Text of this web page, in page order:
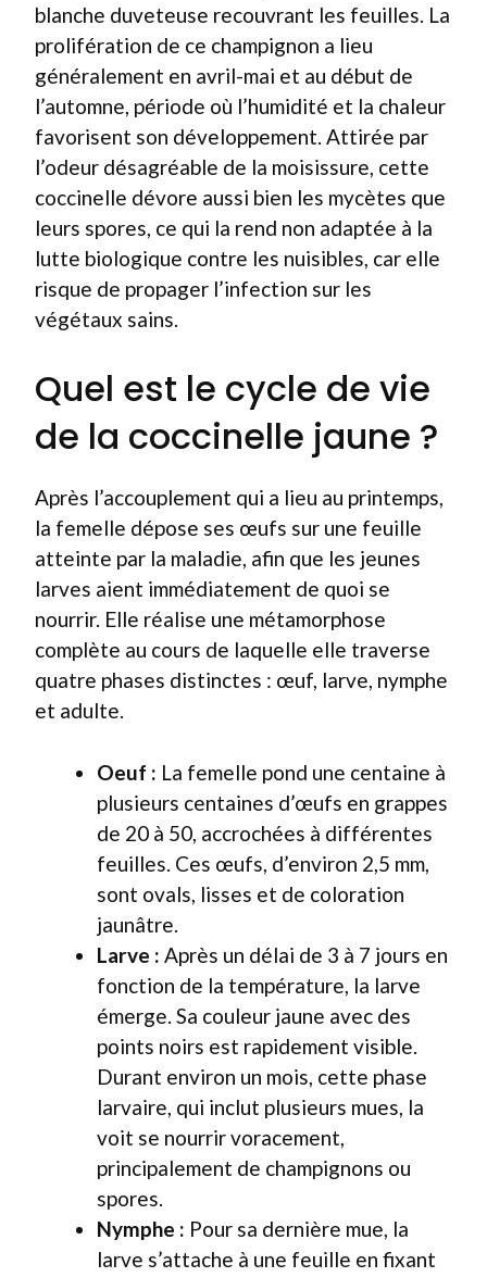
blanche duveteuse recouvrant les feuilles. La
prolifération de ce champignon a lieu
généralement en avril-mai et au début de
l’automne, période où l’humidité et la chaleur
favorisent son développement. Attirée par
l’odeur désagréable de la moisissure, cette
coccinelle dévore aussi bien les mycètes que
leurs spores, ce qui la rend non adaptée à la
lutte biologique contre les nuisibles, car elle
risque de propager l’infection sur les
végétaux sains.
Quel est le cycle de vie
de la coccinelle jaune ?
Après l’accouplement qui a lieu au printemps,
la femelle dépose ses œufs sur une feuille
atteinte par la maladie, afin que les jeunes
larves aient immédiatement de quoi se
nourrir. Elle réalise une métamorphose
complète au cours de laquelle elle traverse
quatre phases distinctes : œuf, larve, nymphe
et adulte.
Oeuf : La femelle pond une centaine à
plusieurs centaines d’œufs en grappes
de 20 à 50, accrochées à différentes
feuilles. Ces œufs, d’environ 2,5 mm,
sont ovals, lisses et de coloration
jaunâtre.
Larve : Après un délai de 3 à 7 jours en
fonction de la température, la larve
émerge. Sa couleur jaune avec des
points noirs est rapidement visible.
Durant environ un mois, cette phase
larvaire, qui inclut plusieurs mues, la
voit se nourrir voracement,
principalement de champignons ou
spores.
Nymphe : Pour sa dernière mue, la
larve s’attache à une feuille en fixant